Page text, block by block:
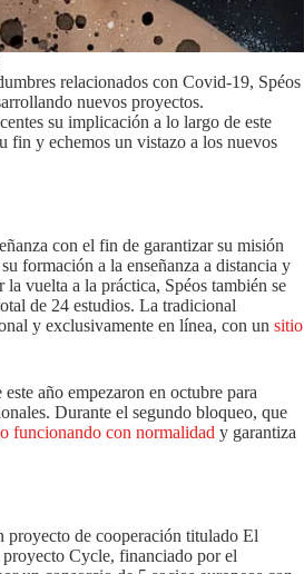
relacionados con Covid-19, Spéos
nuevos proyectos.
su implicación a lo largo de este
fin y echemos un vistazo a los nuevos
con el fin de garantizar su misión
formación a la enseñanza a distancia y
vuelta a la práctica, Spéos también se
de 24 estudios. La tradicional
y exclusivamente en línea, con un sitio
año empezaron en octubre para
Durante el segundo bloqueo, que
funcionando con normalidad y garantiza
proyecto de cooperación titulado El
Cycle, financiado por el